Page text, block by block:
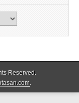
Reserved.
.